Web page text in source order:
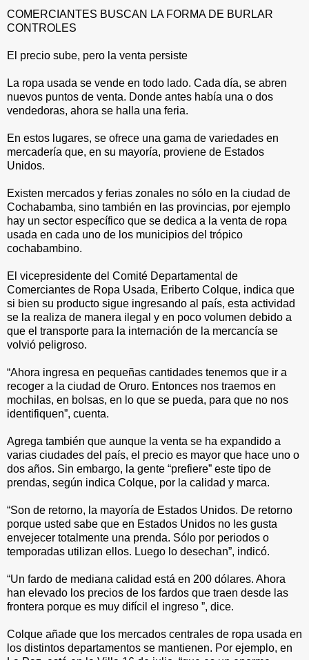
COMERCIANTES BUSCAN LA FORMA DE BURLAR
CONTROLES
El precio sube, pero la venta persiste
La ropa usada se vende en todo lado. Cada día, se abren
nuevos puntos de venta. Donde antes había una o dos
vendedoras, ahora se halla una feria.
En estos lugares, se ofrece una gama de variedades en
mercadería que, en su mayoría, proviene de Estados
Unidos.
Existen mercados y ferias zonales no sólo en la ciudad de
Cochabamba, sino también en las provincias, por ejemplo
hay un sector específico que se dedica a la venta de ropa
usada en cada uno de los municipios del trópico
cochabambino.
El vicepresidente del Comité Departamental de
Comerciantes de Ropa Usada, Eriberto Colque, indica que
si bien su producto sigue ingresando al país, esta actividad
se la realiza de manera ilegal y en poco volumen debido a
que el transporte para la internación de la mercancía se
volvió peligroso.
“Ahora ingresa en pequeñas cantidades tenemos que ir a
recoger a la ciudad de Oruro. Entonces nos traemos en
mochilas, en bolsas, en lo que se pueda, para que no nos
identifiquen”, cuenta.
Agrega también que aunque la venta se ha expandido a
varias ciudades del país, el precio es mayor que hace uno o
dos años. Sin embargo, la gente “prefiere” este tipo de
prendas, según indica Colque, por la calidad y marca.
“Son de retorno, la mayoría de Estados Unidos. De retorno
porque usted sabe que en Estados Unidos no les gusta
envejecer totalmente una prenda. Sólo por periodos o
temporadas utilizan ellos. Luego lo desechan”, indicó.
“Un fardo de mediana calidad está en 200 dólares. Ahora
han elevado los precios de los fardos que traen desde las
frontera porque es muy difícil el ingreso ”, dice.
Colque añade que los mercados centrales de ropa usada en
los distintos departamentos se mantienen. Por ejemplo, en